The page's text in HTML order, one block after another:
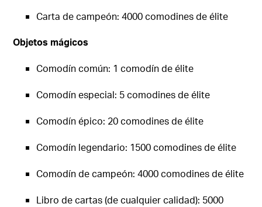
Carta de campeón: 4000 comodines de élite
Objetos mágicos
Comodín común: 1 comodín de élite
Comodín especial: 5 comodines de élite
Comodín épico: 20 comodines de élite
Comodín legendario: 1500 comodines de élite
Comodín de campeón: 4000 comodines de élite
Libro de cartas (de cualquier calidad): 5000